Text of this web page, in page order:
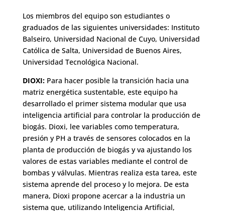
Los miembros del equipo son estudiantes o
graduados de las siguientes universidades: Instituto
Balseiro, Universidad Nacional de Cuyo, Universidad
Católica de Salta, Universidad de Buenos Aires,
Universidad Tecnológica Nacional.
DIOXI: Para hacer posible la transición hacia una
matriz energética sustentable, este equipo ha
desarrollado el primer sistema modular que usa
inteligencia artificial para controlar la producción de
biogás. Dioxi, lee variables como temperatura,
presión y PH a través de sensores colocados en la
planta de producción de biogás y va ajustando los
valores de estas variables mediante el control de
bombas y válvulas. Mientras realiza esta tarea, este
sistema aprende del proceso y lo mejora. De esta
manera, Dioxi propone acercar a la industria un
sistema que, utilizando Inteligencia Artificial,